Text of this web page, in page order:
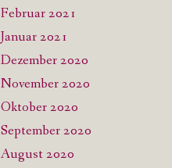
Februar 2021
Januar 2021
Dezember 2020
November 2020
Oktober 2020
September 2020
August 2020